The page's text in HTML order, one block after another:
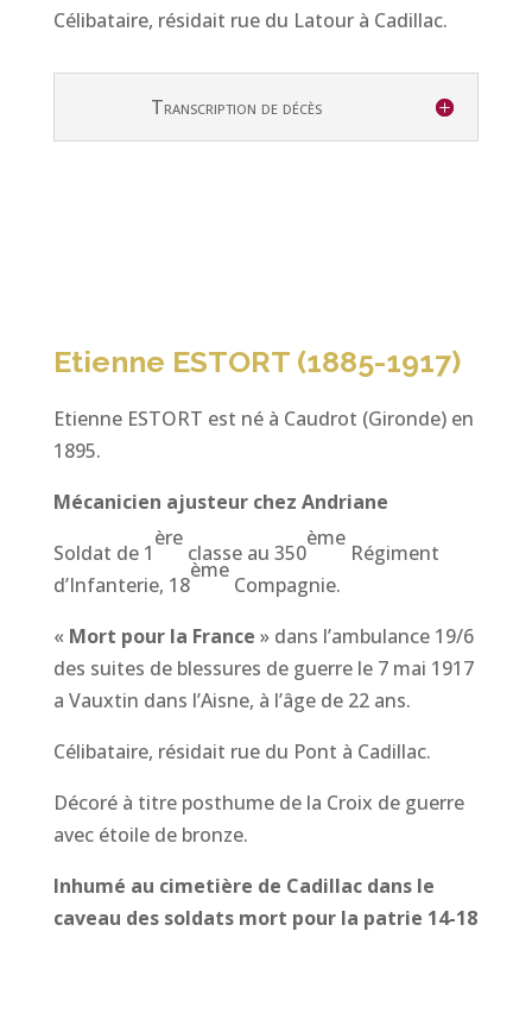
Célibataire, résidait rue du Latour à Cadillac.
Transcription de décès
Etienne ESTORT (1885-1917)
Etienne ESTORT est né à Caudrot (Gironde) en
1895.
Mécanicien ajusteur chez Andriane
Soldat de 1
ère
classe au 350
ème
Régiment
d’Infanterie, 18
ème
Compagnie.
« Mort pour la France » dans l’ambulance 19/6
des suites de blessures de guerre le 7 mai 1917
a Vauxtin dans l’Aisne, à l’âge de 22 ans.
Célibataire, résidait rue du Pont à Cadillac.
Décoré à titre posthume de la Croix de guerre
avec étoile de bronze.
Inhumé au cimetière de Cadillac dans le
caveau des soldats mort pour la patrie 14-18